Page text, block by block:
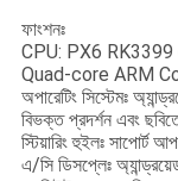
ফাংশনঃ
CPU: PX6 RK3399
Quad-core ARM
অপারেটিং সিস্টেমঃ
বিভক্ত প্রদর্শন এবং
স্টিয়ারিং হুইলঃ
এ/সি ডিসপ্লেঃ